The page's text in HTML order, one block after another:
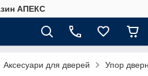
АПЕКС
Аксесуари для дверей Упор